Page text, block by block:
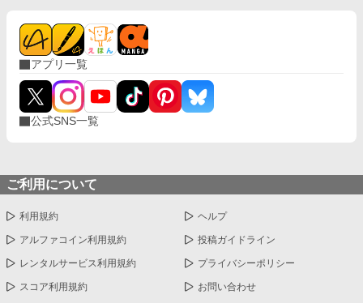
アプリ一覧
公式SNS一覧
ご利用について
利用規約 ヘルプ
アルファコイン利用規約 投稿ガイドライン
レンタルサービス利用規約 プライバシーポリシー
スコア利用規約 お問い合わせ